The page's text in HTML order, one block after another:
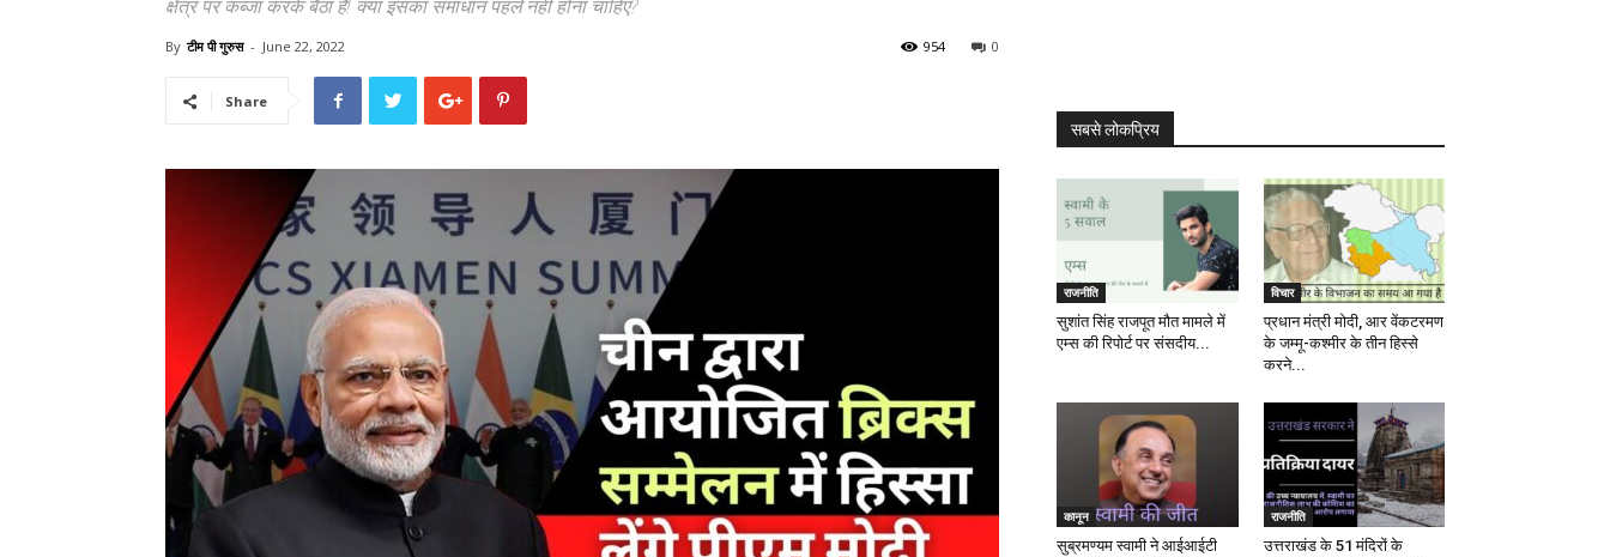
क्षेत्र पर कब्जा करके बैठा है! क्या इसका समाधान पहले नहीं होना चाहिए?
By टीम पी गुरुस - June 22, 2022 0
954
Share
सबसे लोकप्रिय
राजनीति
सुशांत सिंह राजपूत मौत मामले में
एम्स की रिपोर्ट पर संसदीय...
विचार
प्रधान मंत्री मोदी, आर वेंकटरमण
के जम्मू-कश्मीर के तीन हिस्से
करने...
कानून
सुब्रमण्यम स्वामी ने आईआईटी
राजनीति
उत्तराखंड के 51 मंदिरों के